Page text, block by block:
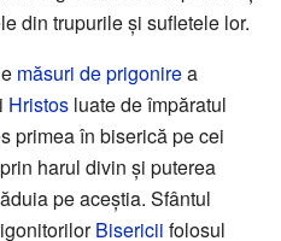
din trupurile și sufletele lor.
măsuri de prigonirea
Hristos luate de împăratul
primea în biserică pe cei
harul divin și puterea
pe aceștia. Sfântul
Bisericii folosul